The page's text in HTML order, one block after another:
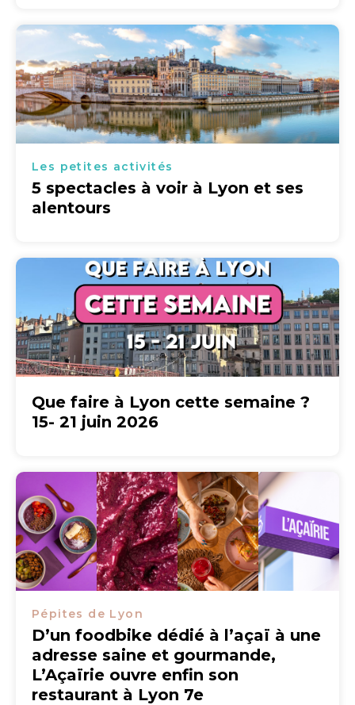
Les petites activités
5 spectacles à voir à Lyon et ses
alentours
Que faire à Lyon cette semaine ?
15- 21 juin 2026
Pépites de Lyon
D’un foodbike dédié à l’açaï à une
adresse saine et gourmande,
L’Açaïrie ouvre enfin son
restaurant à Lyon 7e